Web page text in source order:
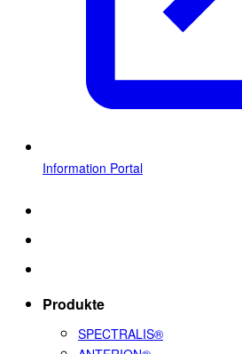
Information Portal
Produkte
SPECTRALIS®